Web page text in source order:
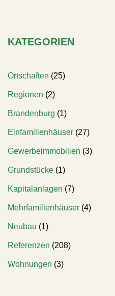
KATEGORIEN
Ortschaften (25)
Regionen (2)
Brandenburg (1)
Einfamilienhäuser (27)
Gewerbeimmobilien (3)
Grundstücke (1)
Kapitalanlagen (7)
Mehrfamilienhäuser (4)
Neubau (1)
Referenzen (208)
Wohnungen (3)